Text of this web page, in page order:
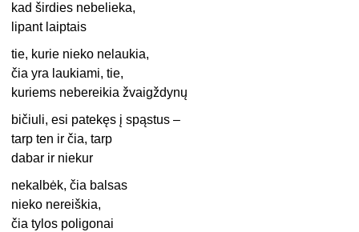
kad širdies nebelieka,
lipant laiptais
tie, kurie nieko nelaukia,
čia yra laukiami, tie,
kuriems nebereikia žvaigždynų
bičiuli, esi patekęs į spąstus –
tarp ten ir čia, tarp
dabar ir niekur
nekalbėk, čia balsas
nieko nereiškia,
čia tylos poligonai